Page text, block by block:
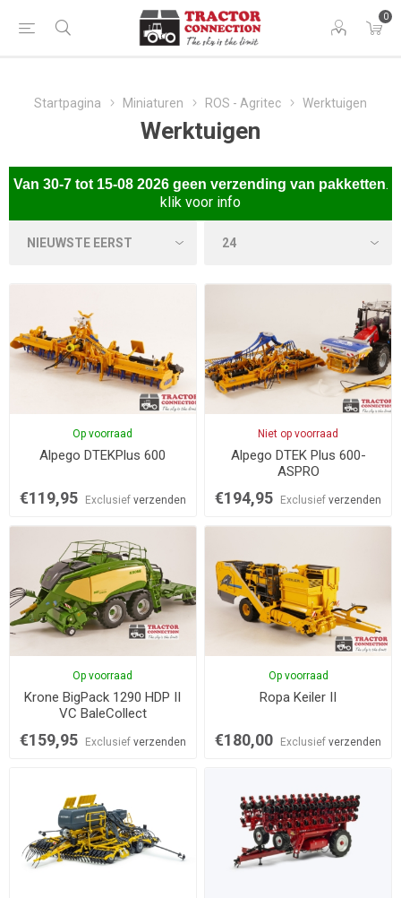
0
Startpagina Miniaturen ROS - Agritec Werktuigen
Werktuigen
Van 30-7 tot 15-08 2026 geen verzending van pakketten.
klik voor info
Op voorraad
Alpego DTEKPlus 600
€119,95 Exclusief verzenden
Niet op voorraad
Alpego DTEK Plus 600-
ASPRO
€194,95 Exclusiefverzenden
Op voorraad
Krone BigPack 1290 HDP II
VC BaleCollect
€159,95 Exclusief verzenden
Op voorraad
Ropa Keiler II
€180,00 Exclusiefverzenden